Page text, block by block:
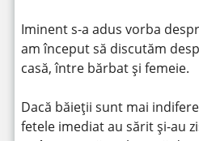
Iminent s-a adus vorba
am început să discutăm
casă, între bărbat și femeie.
Dacă băieții sunt mai
fetele imediat au sărit și-au